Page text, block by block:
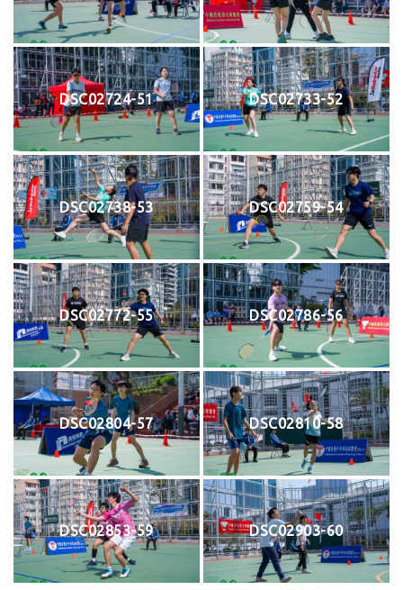
DSC02724-51 DSC02733-52
DSC02738-53 DSC02759-54
DSC02772-55 DSC02786-56
DSC02804-57 DSC02810-58
DSC02853-59 DSC02903-60